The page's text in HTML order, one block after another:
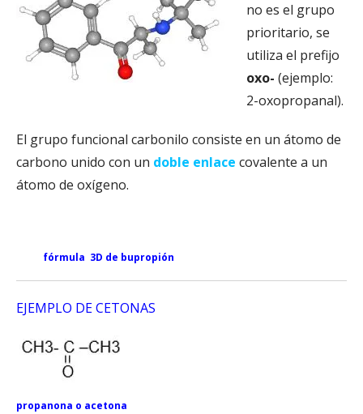
no es el grupo
prioritario, se
utiliza el prefijo
oxo- (ejemplo:
2-oxopropanal).
El grupo funcional carbonilo consiste en un átomo de
carbono unido con un doble enlace covalente a un
átomo de oxígeno.
fórmula 3D de bupropión
EJEMPLO DE CETONAS
propanona o acetona